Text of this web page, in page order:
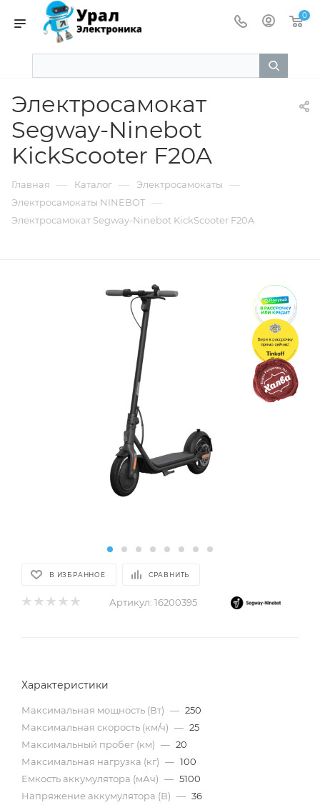
0
Электросамокат
Segway-Ninebot
KickScooter F20A
Главная — Каталог — Электросамокаты —
Электросамокаты NINEBOT —
Электросамокат Segway-Ninebot KickScooter F20A
В ИЗБРАННОЕ СРАВНИТЬ
Артикул: 16200395
Характеристики
Максимальная мощность (Вт) — 250
Максимальная скорость (км/ч) — 25
Максимальный пробег (км) — 20
Максимальная нагрузка (кг) — 100
Емкость аккумулятора (мАч) — 5100
Напряжение аккумулятора (В) — 36